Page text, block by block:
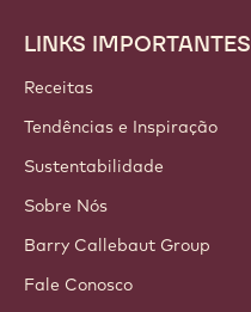
Footer
Callebaut
LINKS IMPORTANTES
Receitas
Tendências e Inspiração
Sustentabilidade
Sobre Nós
Barry Callebaut Group
Fale Conosco